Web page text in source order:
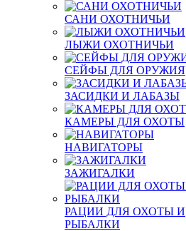
САНИ ОХОТНИЧЬИ
ЛЫЖИ ОХОТНИЧЬИ
СЕЙФЫ ДЛЯ ОРУЖИЯ
ЗАСИДКИ И ЛАБАЗЫ
КАМЕРЫ ДЛЯ ОХОТЫ
НАВИГАТОРЫ
ЗАЖИГАЛКИ
РАЦИИ ДЛЯ ОХОТЫ И
РЫБАЛКИ